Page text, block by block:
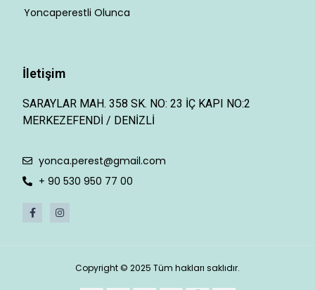
Yoncaperestli Olunca
İletişim
SARAYLAR MAH. 358 SK. NO: 23 İÇ KAPI NO:2
MERKEZEFENDİ / DENİZLİ
yonca.perest@gmail.com
+ 90 530 950 77 00
Copyright © 2025 Tüm hakları saklıdır.